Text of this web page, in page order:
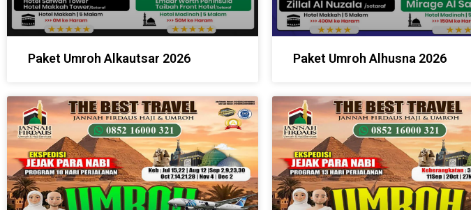
Paket Umroh Alkautsar 2026 Paket Umroh Alhusna 2026